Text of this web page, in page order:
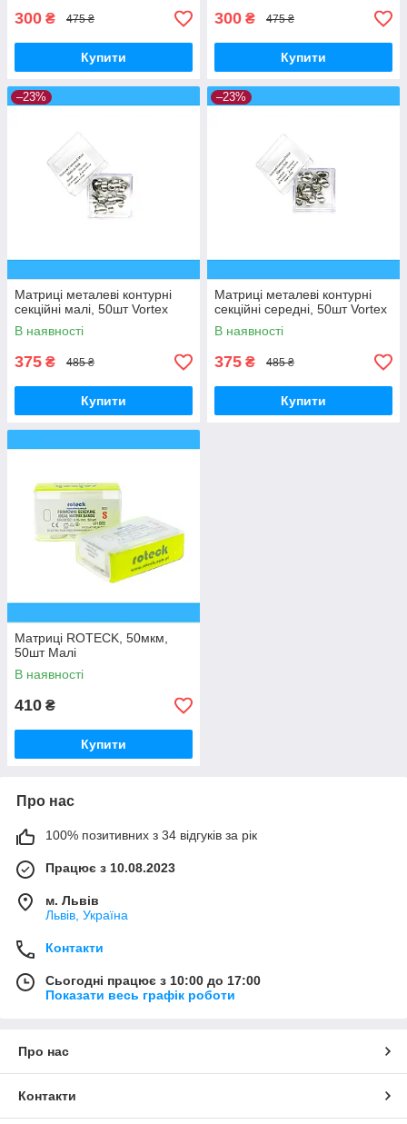
300 ₴ 475 ₴
Купити
300 ₴ 475 ₴
Купити
–23%
Матриці металеві контурні
секційні малі, 50шт Vortex
В наявності
375 ₴ 485 ₴
Купити
–23%
Матриці металеві контурні
секційні середні, 50шт Vortex
В наявності
375 ₴ 485 ₴
Купити
Матриці ROTECK, 50мкм,
50шт Малі
В наявності
410 ₴
Купити
Про нас
100% позитивних з 34 відгуків за рік
Працює з 10.08.2023
м. Львів
Львів, Україна
Контакти
Сьогодні працює з 10:00 до 17:00
Показати весь графік роботи
Про нас
Контакти